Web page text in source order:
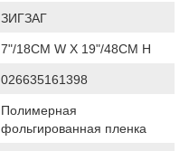
ЗИГЗАГ
7"/18CM W X 19"/48CM H
026635161398
Полимерная
фольгированная пленка